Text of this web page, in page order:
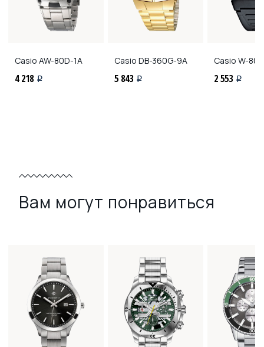
CasioAW-80D-1A
4 218 i
Casio DB-360G-9A
5 843 i
CasioW-
2 553 i
Вам могут понравиться